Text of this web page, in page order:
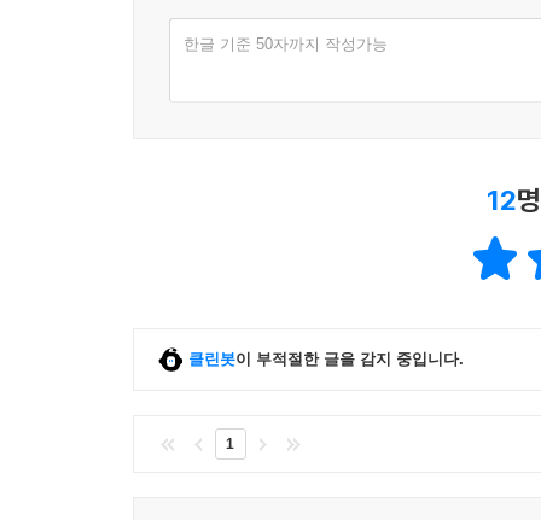
한글 기준 50자까지 작성가능
12
클린봇이 부적절한 글을 감지 중입니다.
1